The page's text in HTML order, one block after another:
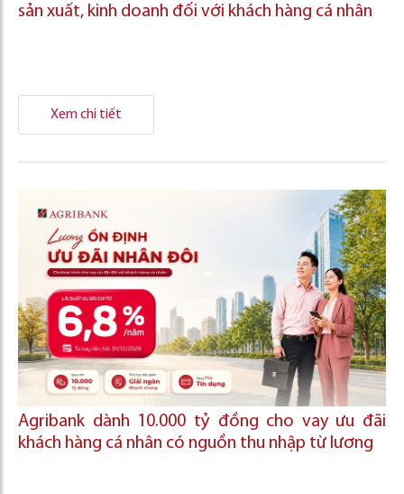
sản xuất, kinh doanh đối với khách hàng cá nhân
Xem chi tiết
Agribank dành 10.000 tỷ đồng cho vay ưu đãi
khách hàng cá nhân có nguồn thu nhập từ lương